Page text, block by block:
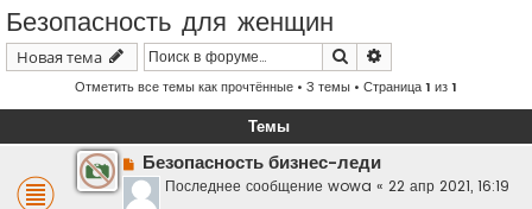
Безопасность для женщин
Новая тема Поиск
Отметить все темы как прочтённые • 3 темы • Страница1 из1
Темы
Безопасность бизнес-леди
Последнее сообщение wowa « 22 апр 2021, 16:19